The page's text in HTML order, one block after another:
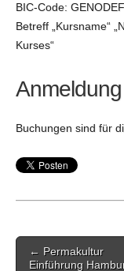
BIC-Code:
Betreff „Kursname“
Kurses“
Anmeldung
Buchungen sind für
Post
navigation
← Permakultur
Einführung